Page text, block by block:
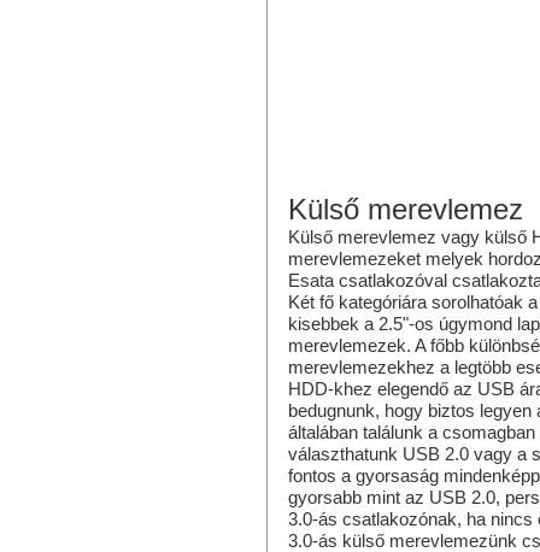
Külső merevlemez
Külső merevlemez vagy külső
merevlemezeket melyek
Esata csatlakozóval
Két fő kategóriára sorolhatóak
kisebbek a 2.5"-os úgymond
merevlemezek. A főbb
merevlemezekhez a legtöbb
HDD-khez elegendő az USB
bedugnunk, hogy biztos
általában találunk a
választhatunk USB 2.0 vagy a
fontos a gyorsaság
gyorsabb mint az USB 2.0,
3.0-ás csatlakozónak, ha
3.0-ás külső merevlemezünk